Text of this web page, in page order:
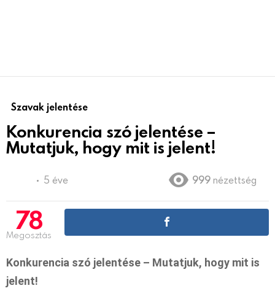
Szavak jelentése
Konkurencia szó jelentése –
Mutatjuk, hogy mit is jelent!
5 éve 999 nézettség
78
Megosztás
Konkurencia szó jelentése – Mutatjuk, hogy mit is
jelent!